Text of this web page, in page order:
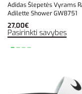
Adidas Šlepetės Vyrams
Adilette Shower GW8751
27,00€
Pasirinkti savybes